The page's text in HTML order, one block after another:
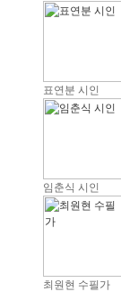
표연분 시인
임춘식 시인
최원현 수필가